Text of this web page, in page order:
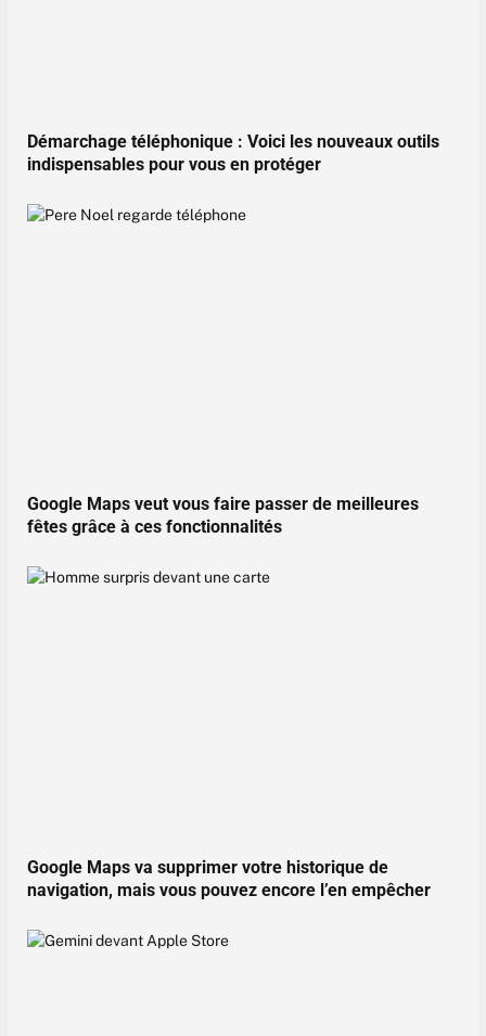
Démarchage téléphonique : Voici les nouveaux outils
indispensables pour vous en protéger
Google Maps veut vous faire passer de meilleures
fêtes grâce à ces fonctionnalités
Google Maps va supprimer votre historique de
navigation, mais vous pouvez encore l’en empêcher